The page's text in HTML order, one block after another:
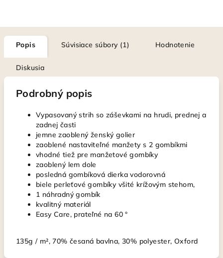
Popis Súvisiace súbory (1) Hodnotenie
Diskusia
Podrobný popis
Vypasovaný strih so záševkami na hrudi, prednej a
zadnej časti
jemne zaoblený ženský golier
zaoblené nastaviteľné manžety s 2 gombíkmi
vhodné tiež pre manžetové gombíky
zaoblený lem dole
posledná gombíková dierka vodorovná
biele perleťové gombíky všité krížovým stehom,
1 náhradný gombík
kvalitný materiál
Easy Care, prateľné na 60 °
135g / m², 70% česaná bavlna, 30% polyester, Oxford